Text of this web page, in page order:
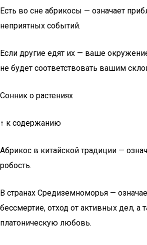
Есть во сне абрикосы — означает
неприятных событий.
Если другие едят их — ваше
не будет соответствовать вашим
Сонник о растениях
↑ к содержанию
Абрикос в китайской традиции —
робость.
В странах Средиземноморья —
бессмертие, отход от активных дел, а
платоническую любовь.